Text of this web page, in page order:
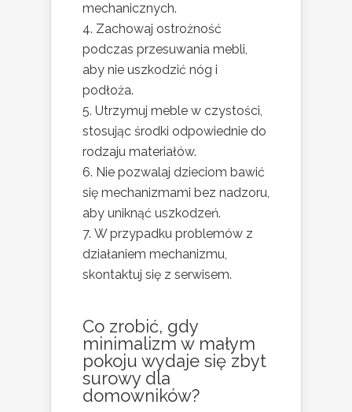
mechanicznych.
Zachowaj ostrożność
podczas przesuwania mebli,
aby nie uszkodzić nóg i
podłoża.
Utrzymuj meble w czystości,
stosując środki odpowiednie do
rodzaju materiałów.
Nie pozwalaj dzieciom bawić
się mechanizmami bez nadzoru,
aby uniknąć uszkodzeń.
W przypadku problemów z
działaniem mechanizmu,
skontaktuj się z serwisem.
Co zrobić, gdy
minimalizm w małym
pokoju wydaje się zbyt
surowy dla
domowników?